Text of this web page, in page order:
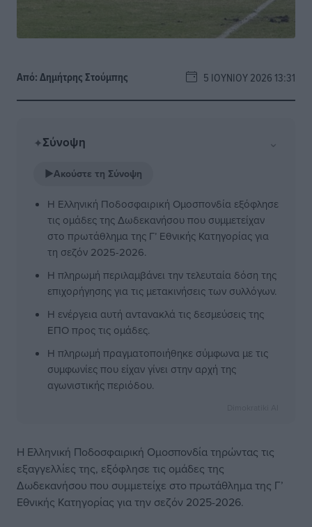
Από:Δημήτρης Στούμπης 5 ΙΟΥΝΊΟΥ 2026 13:31
✦Σύνοψη ⌄
▶Ακούστε τη Σύνοψη
Η Ελληνική Ποδοσφαιρική Ομοσπονδία εξόφλησε
τις ομάδες της Δωδεκανήσου που συμμετείχαν
στο πρωτάθλημα της Γ’ Εθνικής Κατηγορίας για
τη σεζόν 2025-2026.
Η πληρωμή περιλαμβάνει την τελευταία δόση της
επιχορήγησης για τις μετακινήσεις των συλλόγων.
Η ενέργεια αυτή αντανακλά τις δεσμεύσεις της
ΕΠΟ προς τις ομάδες.
Η πληρωμή πραγματοποιήθηκε σύμφωνα με τις
συμφωνίες που είχαν γίνει στην αρχή της
αγωνιστικής περιόδου.
Η Ελληνική Ποδοσφαιρική Ομοσπονδία τηρώντας τις
εξαγγελλίες της, εξόφλησε τις ομάδες της
Δωδεκανήσου που συμμετείχε στο πρωτάθλημα της Γ’
Εθνικής Κατηγορίας για την σεζόν 2025-2026.